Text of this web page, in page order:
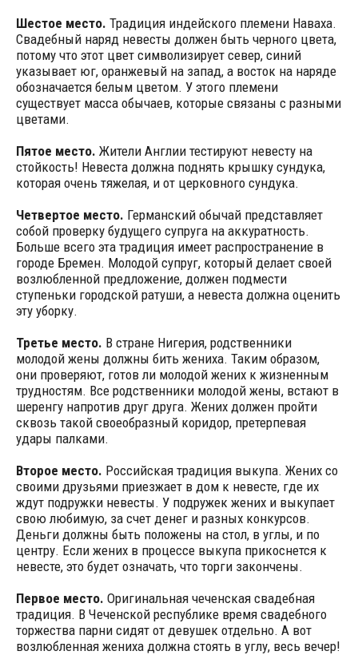
Шестое место. Традиция индейского племени Наваха.
Свадебный наряд невесты должен быть черного цвета,
потому что этот цвет символизирует север, синий
указывает юг, оранжевый на запад, а восток на наряде
обозначается белым цветом. У этого племени
существует масса обычаев, которые связаны с разными
цветами.
Пятое место. Жители Англии тестируют невесту на
стойкость! Невеста должна поднять крышку сундука,
которая очень тяжелая, и от церковного сундука.
Четвертое место. Германский обычай представляет
собой проверку будущего супруга на аккуратность.
Больше всего эта традиция имеет распространение в
городе Бремен. Молодой супруг, который делает своей
возлюбленной предложение, должен подмести
ступеньки городской ратуши, а невеста должна оценить
эту уборку.
Третье место. В стране Нигерия, родственники
молодой жены должны бить жениха. Таким образом,
они проверяют, готов ли молодой жених к жизненным
трудностям. Все родственники молодой жены, встают в
шеренгу напротив друг друга. Жених должен пройти
сквозь такой своеобразный коридор, претерпевая
удары палками.
Второе место. Российская традиция выкупа. Жених со
своими друзьями приезжает в дом к невесте, где их
ждут подружки невесты. У подружек жених и выкупает
свою любимую, за счет денег и разных конкурсов.
Деньги должны быть положены на стол, в углы, и по
центру. Если жених в процессе выкупа прикоснется к
невесте, это будет означать, что торги закончены.
Первое место. Оригинальная чеченская свадебная
традиция. В Чеченской республике время свадебного
торжества парни сидят от девушек отдельно. А вот
возлюбленная жениха должна стоять в углу, весь вечер!